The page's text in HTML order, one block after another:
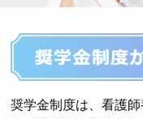
奨学金制度は、看護